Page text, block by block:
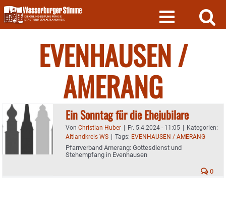
Skip
to
content
EVENHAUSEN /
AMERANG
Ein Sonntag für die Ehejubilare
Von Christian Huber | Fr. 5.4.2024 - 11:05 | Kategorien:
Altlandkreis WS | Tags: EVENHAUSEN / AMERANG
Pfarrverband Amerang: Gottesdienst und
Stehempfang in Evenhausen
0